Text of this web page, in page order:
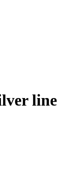
line